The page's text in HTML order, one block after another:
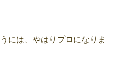
には、やはりプロになりま